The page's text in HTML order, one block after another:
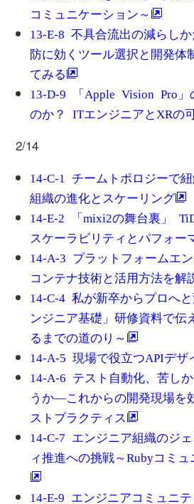
コミュニケーション～
13-E-8 不具合流出の減らし
防に効くツール選択と開発体
てみる
13-D-9 「Apple Vision Pro」
のか？ ITエンジニアとXRの
2/14
14-C-1 チームトポロジーで
組織の進化とスケーリング
14-E-2 「mixi2の舞台裏」
スケーラビリティとパフォー
14-A-3 プラットフォームエ
コンテナ技術と活用方法を解
14-C-4 私が新卒からプロへ
ンジニア基礎」研修資料で伝
るまでの道のり～
14-A-5 現場で役立つAPIデザ
14-A-6 テスト自動化、苦し
うか―これからの開発現場を
ストプラクティス
14-C-7 エンジニア組織のジ
ィ推進への挑戦～Rubyコミ
14-E-9 エンジニアコミュニ